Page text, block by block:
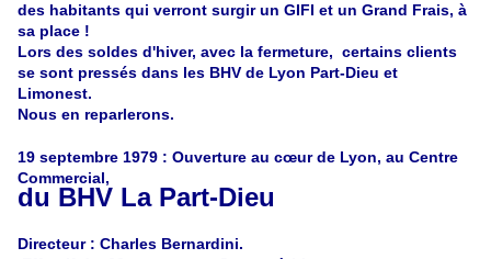
des habitants qui verront surgir un GIFI et un Grand Frais, à
sa place !
Lors des soldes d'hiver, avec la fermeture, certains clients
se sont pressés dans les BHV de Lyon Part-Dieu et
Limonest.
Nous en reparlerons.
19 septembre 1979 : Ouverture au cœurde Lyon, au Centre
Commercial,
du BHV La Part-Dieu
Directeur : Charles Bernardini.